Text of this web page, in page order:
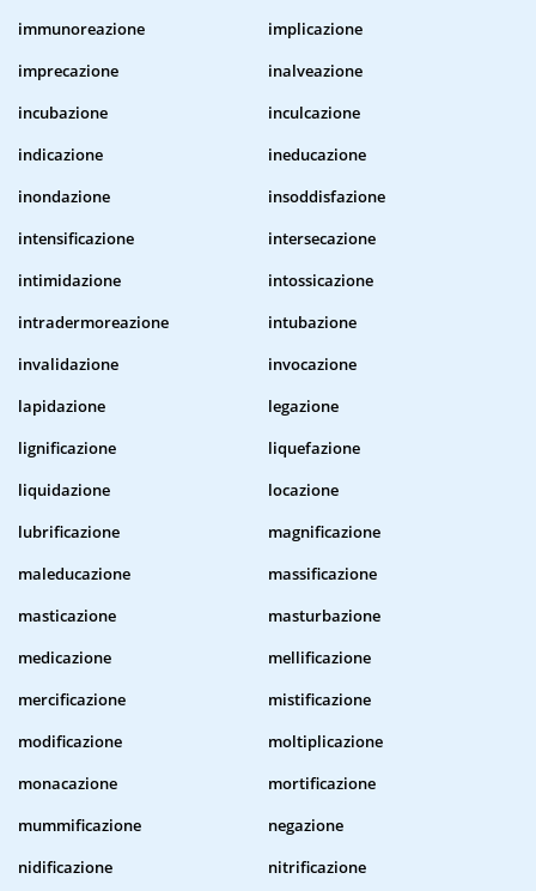
immunoreazione
implicazione
imprecazione
inalveazione
incubazione
inculcazione
indicazione
ineducazione
inondazione
insoddisfazione
intensificazione
intersecazione
intimidazione
intossicazione
intradermoreazione
intubazione
invalidazione
invocazione
lapidazione
legazione
lignificazione
liquefazione
liquidazione
locazione
lubrificazione
magnificazione
maleducazione
massificazione
masticazione
masturbazione
medicazione
mellificazione
mercificazione
mistificazione
modificazione
moltiplicazione
monacazione
mortificazione
mummificazione
negazione
nidificazione
nitrificazione